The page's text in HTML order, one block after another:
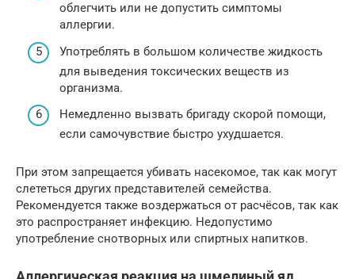
облегчить или не допустить симптомы
аллергии.
Употреблять в большом количестве жидкость
для выведения токсических веществ из
организма.
Немедленно вызвать бригаду скорой помощи,
если самочувствие быстро ухудшается.
При этом запрещается убивать насекомое, так как могут
слететься других представителей семейства.
Рекомендуется также воздержаться от расчёсов, так как
это распространяет инфекцию. Недопустимо
употребление снотворных или спиртных напитков.